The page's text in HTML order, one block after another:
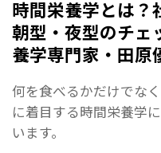
時間栄養学とは？
朝型・夜型のチェ
養学専門家・田原
何を食べるかだけでな
に着目する時間栄養学
います。